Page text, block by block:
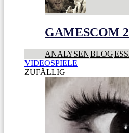
GAMESCOM
ANALYSENBLOG
VIDEOSPIELE
ZUFÄLLIG